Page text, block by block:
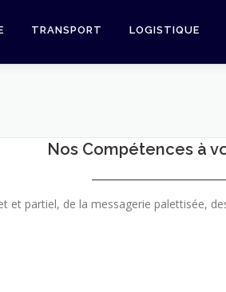
TRANSPORT LOGISTIQUE
Nos Compétences à
et partiel, de la messagerie palettisée,